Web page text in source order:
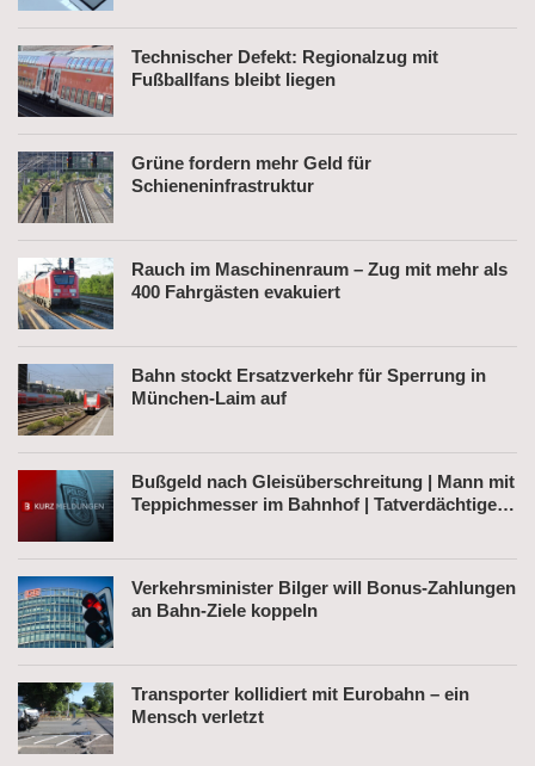
Technischer Defekt: Regionalzug mit
Fußballfans bleibt liegen
Grüne fordern mehr Geld für
Schieneninfrastruktur
Rauch im Maschinenraum – Zug mit mehr als
400 Fahrgästen evakuiert
Bahn stockt Ersatzverkehr für Sperrung in
München-Laim auf
Bußgeld nach Gleisüberschreitung | Mann mit
Teppichmesser im Bahnhof | Tatverdächtiger
Verkehrsminister Bilger will Bonus-Zahlungen
an Bahn-Ziele koppeln
Transporter kollidiert mit Eurobahn – ein
Mensch verletzt